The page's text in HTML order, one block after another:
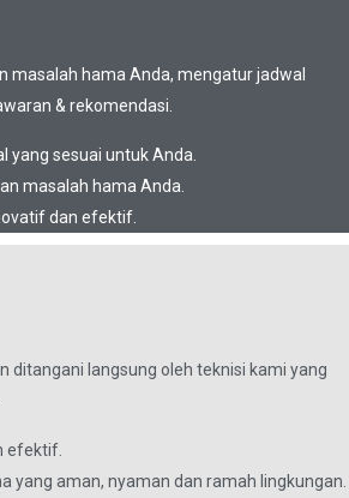
masalah hama Anda, mengatur jadwal
& rekomendasi.
yang sesuai untuk Anda.
masalah hama Anda.
dan efektif.
ditangani langsung oleh teknisi kami yang
efektif.
yang aman, nyaman dan ramah lingkungan.